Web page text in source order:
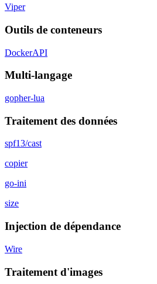
Viper
Outils de conteneurs
DockerAPI
Multi-langage
gopher-lua
Traitement des données
spf13/cast
copier
go-ini
size
Injection de dépendance
Wire
Traitement d'images